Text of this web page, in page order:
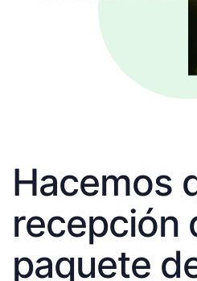
Hacemos
recepción
paquete